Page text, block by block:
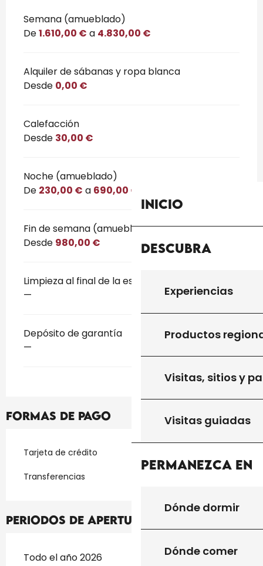
Inicio
Descubra
Experiencias
Productos
Visitas, sitios y
Visitas guiadas
Permanezca en
Dónde dormir
Dónde comer
Tarifas 2026
Semana (amueblado)
De1.610,00 € a 4.830,00 €
Alquiler de sábanas y ropa blanca
Desde 0,00 €
Calefacción
Desde 30,00 €
Noche (amueblado)
De 230,00 € a 690,00 €
Fin de semana (amueblado)
Desde 980,00 €
Limpieza al final de la estancia
—
Depósito de garantía
—
Formas de pago
Tarjeta de crédito
Transferencias
Periodos de apertura
Todo el año 2026